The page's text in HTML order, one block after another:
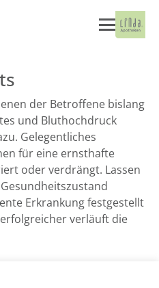
der Betroffene bislang
und Bluthochdruck
Gelegentliches
für eine ernsthafte
oder verdrängt. Lassen
Erkrankung festgestellt
verläuft die